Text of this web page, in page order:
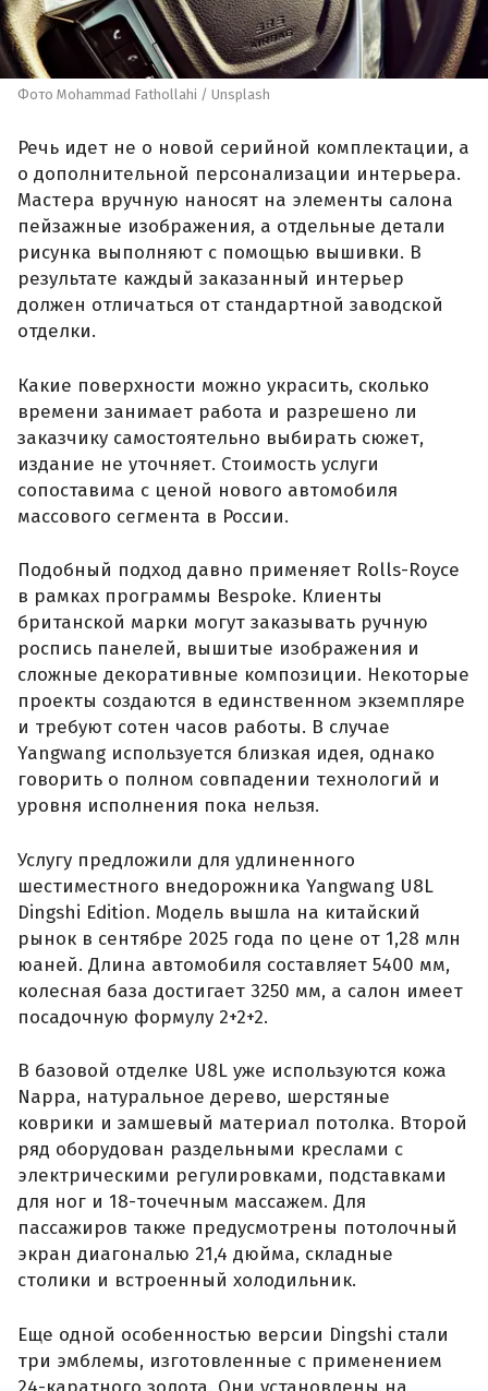
Фото Mohammad Fathollahi / Unsplash
Речь идет не о новой серийной комплектации, а
о дополнительной персонализации интерьера.
Мастера вручную наносят на элементы салона
пейзажные изображения, а отдельные детали
рисунка выполняют с помощью вышивки. В
результате каждый заказанный интерьер
должен отличаться от стандартной заводской
отделки.
Какие поверхности можно украсить, сколько
времени занимает работа и разрешено ли
заказчику самостоятельно выбирать сюжет,
издание не уточняет. Стоимость услуги
сопоставима с ценой нового автомобиля
массового сегмента в России.
Подобный подход давно применяет Rolls-Royce
в рамках программы Bespoke. Клиенты
британской марки могут заказывать ручную
роспись панелей, вышитые изображения и
сложные декоративные композиции. Некоторые
проекты создаются в единственном экземпляре
и требуют сотен часов работы. В случае
Yangwang используется близкая идея, однако
говорить о полном совпадении технологий и
уровня исполнения пока нельзя.
Услугу предложили для удлиненного
шестиместного внедорожника Yangwang U8L
Dingshi Edition. Модель вышла на китайский
рынок в сентябре 2025 года по цене от 1,28 млн
юаней. Длина автомобиля составляет 5400 мм,
колесная база достигает 3250 мм, а салон имеет
посадочную формулу 2+2+2.
В базовой отделке U8L уже используются кожа
Nappa, натуральное дерево, шерстяные
коврики и замшевый материал потолка. Второй
ряд оборудован раздельными креслами с
электрическими регулировками, подставками
для ног и 18-точечным массажем. Для
пассажиров также предусмотрены потолочный
экран диагональю 21,4 дюйма, складные
столики и встроенный холодильник.
Еще одной особенностью версии Dingshi стали
три эмблемы, изготовленные с применением